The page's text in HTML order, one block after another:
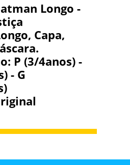
Longo -
Capa,
P (3/4anos) -
- G